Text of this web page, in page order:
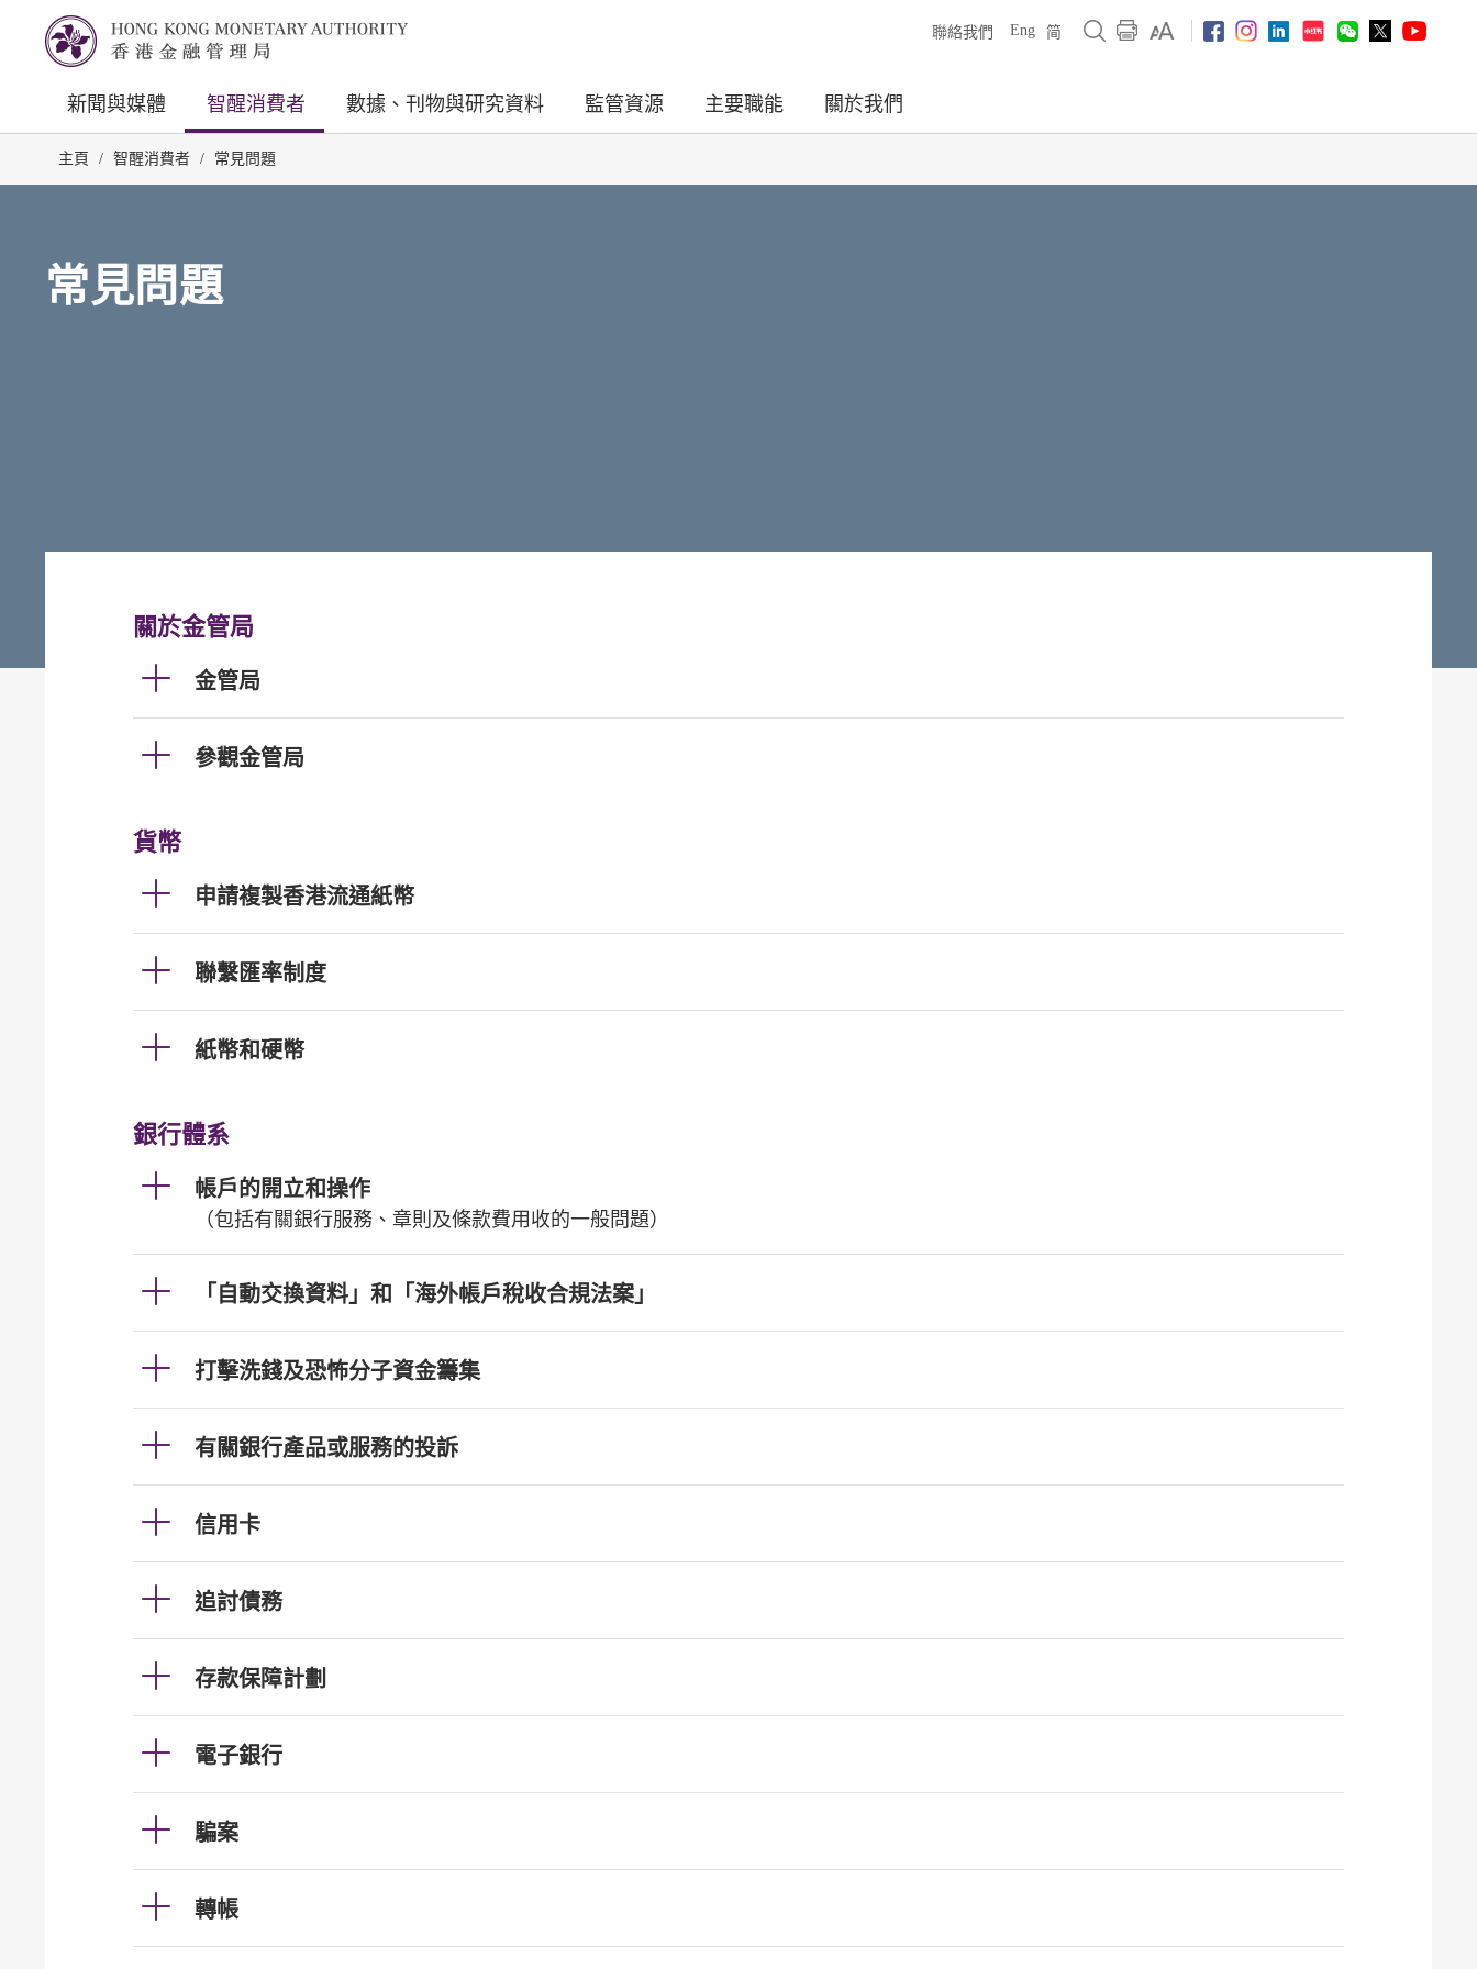
聯絡我們 Eng 简
新聞與媒體 智醒消費者 數據、刊物與研究資料 監管資源 主要職能 關於我們
主頁 / 智醒消費者 / 常見問題
常見問題
關於金管局
金管局
參觀金管局
貨幣
申請複製香港流通紙幣
聯繫匯率制度
紙幣和硬幣
銀行體系
帳戶的開立和操作
（包括有關銀行服務、章則及條款費用收的一般問題）
「自動交換資料」和「海外帳戶稅收合規法案」
打擊洗錢及恐怖分子資金籌集
有關銀行產品或服務的投訴
信用卡
追討債務
存款保障計劃
電子銀行
騙案
轉帳